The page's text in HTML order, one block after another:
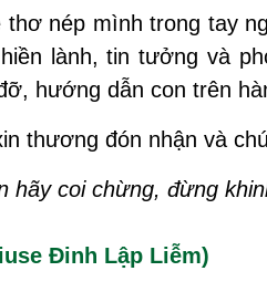
thơ nép mình trong tay
lành, tin tưởng và
hướng dẫn con trên
thương đón nhận và
hãy coi chừng, đừng
Đinh Lập Liễm)